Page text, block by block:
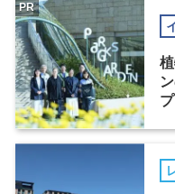
PR